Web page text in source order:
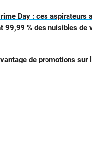
Day : ces aspirateurs
99,99 % des nuisibles de
de promotions sur